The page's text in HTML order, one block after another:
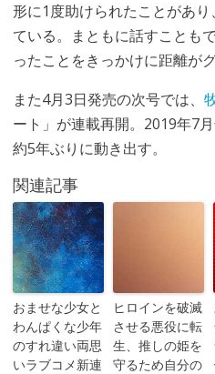
形に1度助けられたことがあ
ている。まともに話すことも
ったことをきっかけに距離が
また4月3日発売の次号では、
ート」が連載再開。2019年7
約5年ぶりに動き出す。
関連記事
おませな少女と
わんぱくな少年
のすれ違い両思
いラブコメ新連
ヒロインを破滅
させる悪役に転
生、推しの姫を
守るため自分の